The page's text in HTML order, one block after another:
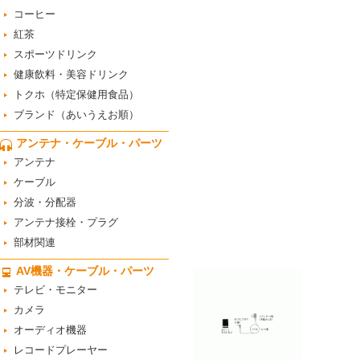
コーヒー
紅茶
スポーツドリンク
健康飲料・美容ドリンク
トクホ（特定保健用食品）
ブランド（あいうえお順）
アンテナ・ケーブル・パーツ
アンテナ
ケーブル
分波・分配器
アンテナ接栓・プラグ
部材関連
AV機器・ケーブル・パーツ
テレビ・モニター
カメラ
オーディオ機器
レコードプレーヤー